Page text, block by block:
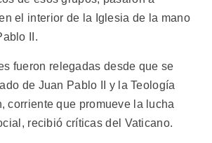
el interior de la Iglesia de la mano
II.
fueron relegadas desde que se
de Juan Pablo II y la Teología
corriente que promueve la lucha
recibió críticas del Vaticano.